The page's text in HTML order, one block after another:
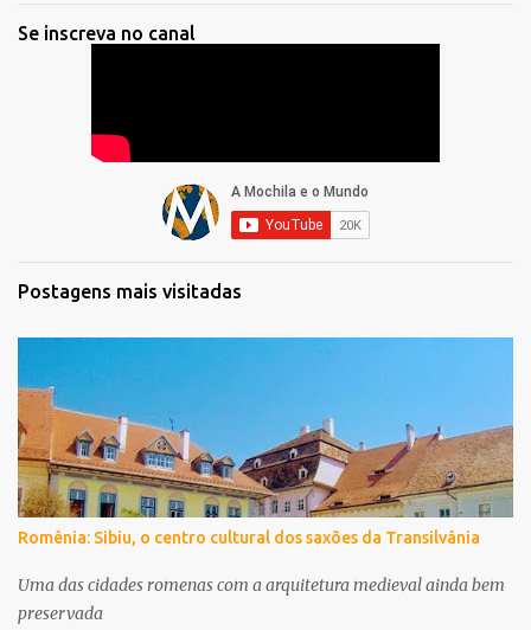
Se inscreva no canal
Postagens mais visitadas
Romênia: Sibiu, o centro cultural dos saxões da Transilvânia
Uma das cidades romenas com a arquitetura medieval ainda bem
preservada